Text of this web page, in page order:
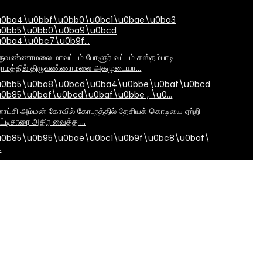
மாவட்டம் போளூர் வட்டம் கஸ்தம்பாடி
திருவண்ணாமலை அகமுடையா…
, \u0…
அம்மன் கோவில் கோபுரத்தில் தேசியக் கொடியை ஏற்றி
அதிர வைத்த …